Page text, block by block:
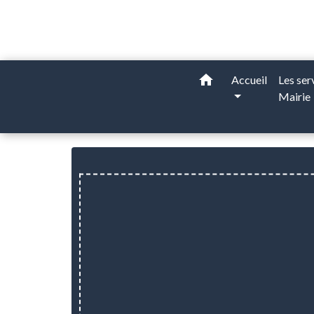
home Accueil
Les
Mairie